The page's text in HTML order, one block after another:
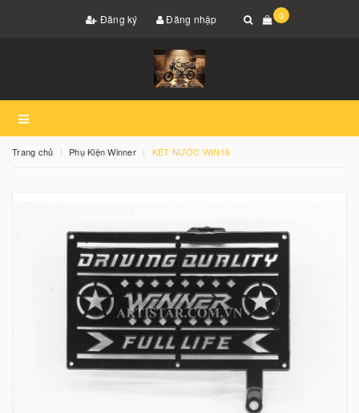
Đăng ký Đăng nhập 0
Trang chủ Phụ Kiện Winner KÉT NƯỚC WIN16